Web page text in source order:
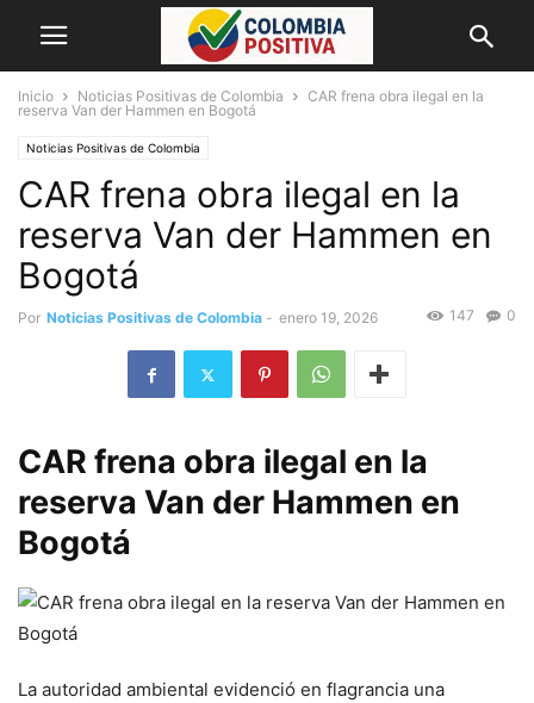
Inicio Noticias Positivas de Colombia
CAR frena obra ilegal en la
reserva Van der Hammen en Bogotá
Noticias Positivas de Colombia
CAR frena obra ilegal en la
reserva Van der Hammen en
Bogotá
Por Noticias Positivas de Colombia - enero 19, 2026 0
147
CAR frena obra ilegal en la
reserva Van der Hammen en
Bogotá
La autoridad ambiental evidenció en flagrancia una